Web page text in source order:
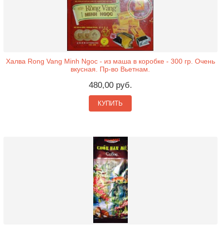
Халва Rong Vang Minh Ngoc - из маша в коробке - 300 гр. Очень
вкусная. Пр-во Вьетнам.
480,00 руб.
КУПИТЬ